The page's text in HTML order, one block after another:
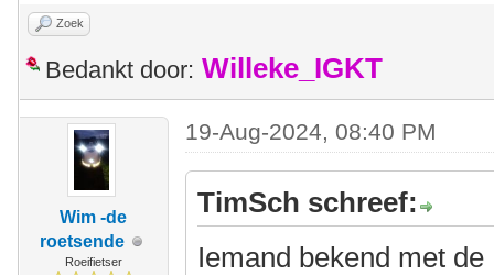
Zoek
Bedankt door: Willeke_IGKT
Wim -de
roetsende
Roeifietser
19-Aug-2024, 08:40 PM
TimSch schreef:
Iemand bekend met